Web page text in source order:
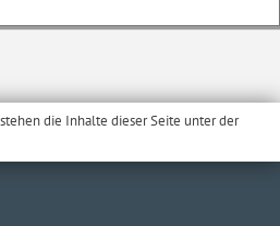
die Inhalte dieser Seite unter der